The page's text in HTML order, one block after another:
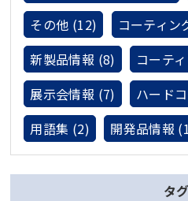
その他 (12)
コーティン
新製品情報 (8)
コーテ
展示会情報 (7)
ハード
用語集 (2)
開発品情報
タグ